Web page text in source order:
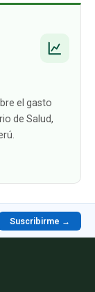
el gasto
de Salud,
Suscribirme →